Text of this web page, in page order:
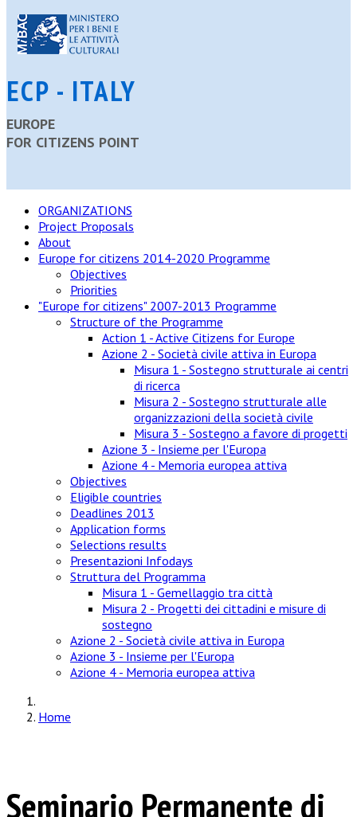
ECP - ITALY
EUROPE
FOR CITIZENS POINT
ORGANIZATIONS
Project Proposals
About
Europe for citizens 2014-2020 Programme
Objectives
Priorities
"Europe for citizens" 2007-2013 Programme
Structure of the Programme
Action 1 - Active Citizens for Europe
Azione 2 - Società civile attiva in Europa
Misura 1 - Sostegno strutturale ai centri
di ricerca
Misura 2 - Sostegno strutturale alle
organizzazioni della società civile
Misura 3 - Sostegno a favore di progetti
Azione 3 - Insieme per l'Europa
Azione 4 - Memoria europea attiva
Objectives
Eligible countries
Deadlines 2013
Application forms
Selections results
Presentazioni Infodays
Struttura del Programma
Misura 1 - Gemellaggio tra città
Misura 2 - Progetti dei cittadini e misure di
sostegno
Azione 2 - Società civile attiva in Europa
Azione 3 - Insieme per l'Europa
Azione 4 - Memoria europea attiva
Home
Seminario Permanente di